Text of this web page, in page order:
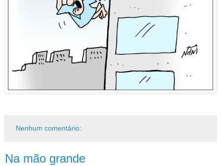
Nenhum comentário:
Na mão grande